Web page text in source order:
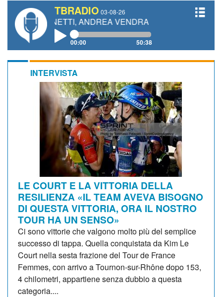
TBRADIO 03-08-26
ANDREA VENDRAME, FILIPPO FIORELLI
00:00 50:38
INTERVISTA
LE COURT E LA VITTORIA DELLA
RESILIENZA «IL TEAM AVEVA BISOGNO
DI QUESTA VITTORIA, ORA IL NOSTRO
TOUR HA UN SENSO»
Ci sono vittorie che valgono molto più del semplice
successo di tappa. Quella conquistata da Kim Le
Court nella sesta frazione del Tour de France
Femmes, con arrivo a Tournon-sur-Rhône dopo 153,
4 chilometri, appartiene senza dubbio a questa
categoria....